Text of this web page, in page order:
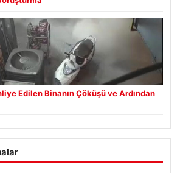
Edilen Binanın Çöküşü ve Ardından